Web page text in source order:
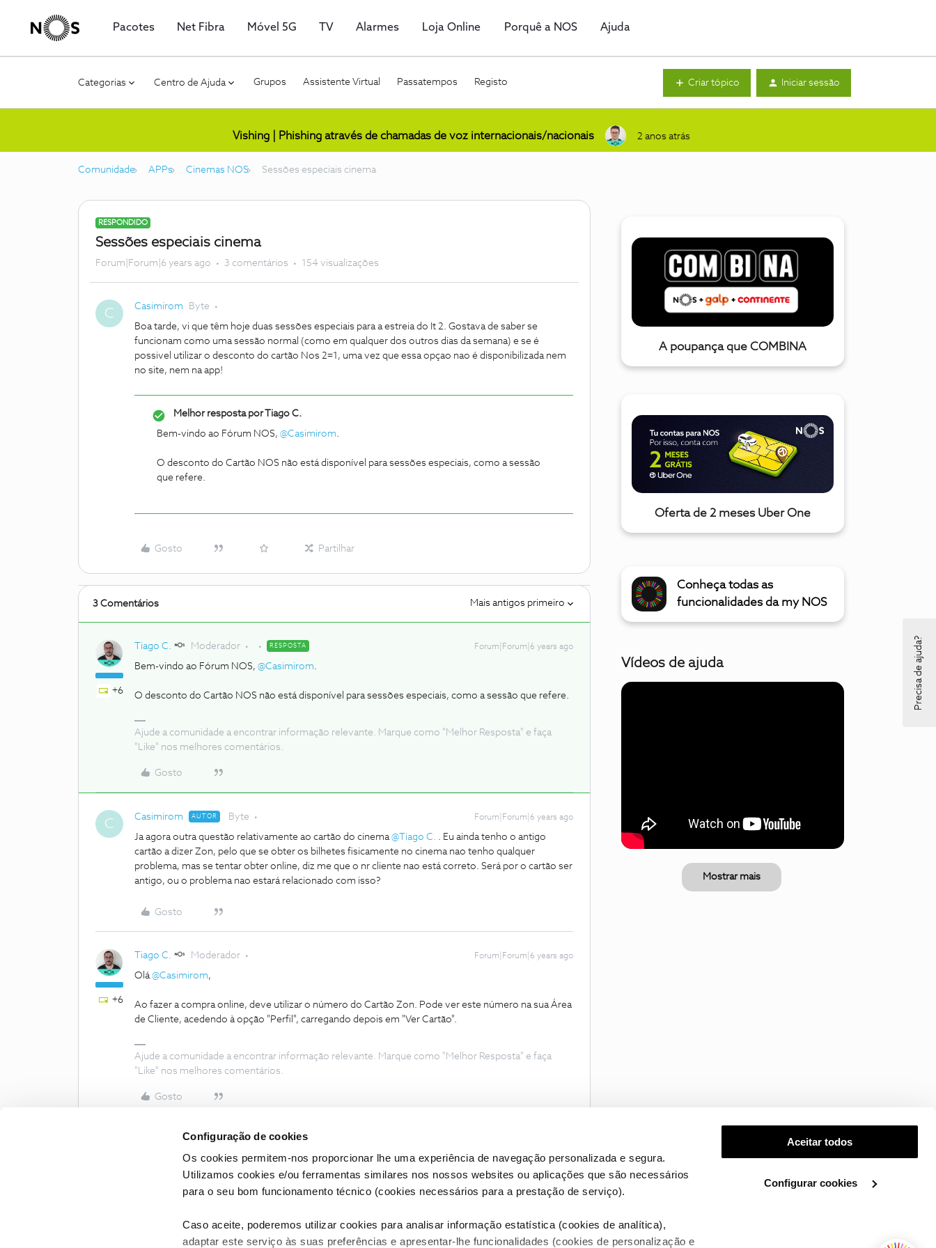
Configuração de cookies
Os cookies permitem-nos proporcionar lhe uma experiência de navegação personalizada e segura.
Utilizamos cookies e/ou ferramentas similares nos nossos websites ou aplicações que são necessários
para o seu bom funcionamento técnico (cookies necessários para a prestação de serviço).
Caso aceite, poderemos utilizar cookies para analisar informação estatística (cookies de analítica),
adaptar este serviço às suas preferências e apresentar-lhe funcionalidades (cookies de personalização e
Aceitar todos
Configurar cookies
Pacotes Net Fibra Móvel 5G TV Alarmes Loja Online Porquê a NOS Ajuda
Categorias Centro de Ajuda Grupos Assistente Virtual Passatempos Registo Criar tópico Iniciar sessão
Vishing | Phishing através de chamadas de voz internacionais/nacionais 2 anos atrás
Comunidade APPs Cinemas NOS Sessões especiais cinema
RESPONDIDO
Sessões especiais cinema
Forum|Forum|6 years ago 3 comentários 154 visualizações
C Casimirom Byte
Boa tarde, vi que têm hoje duas sessões especiais para a estreia do It 2. Gostava de saber se
funcionam como uma sessão normal (como em qualquer dos outros dias da semana) e se é
possivel utilizar o desconto do cartão Nos 2=1, uma vez que essa opçao nao é disponibilizada nem
no site, nem na app!
Melhor resposta porTiago C.
Bem-vindo ao Fórum NOS, @Casimirom.
O desconto do Cartão NOS não está disponível para sessões especiais, como a sessão
que refere.
Gosto Partilhar
3 Comentários Mais antigos primeiro
+6
Tiago C. Moderador RESPOSTA Forum|Forum|6 years ago
Bem-vindo ao Fórum NOS, @Casimirom.
O desconto do Cartão NOS não está disponível para sessões especiais, como a sessão que refere.
Ajude a comunidade a encontrar informação relevante. Marque como "Melhor Resposta" e faça
"Like" nos melhores comentários.
Gosto
C Casimirom AUTOR Byte Forum|Forum|6 years ago
Ja agora outra questão relativamente ao cartão do cinema@Tiago C. . Eu ainda tenho o antigo
cartão a dizer Zon, pelo que se obter os bilhetes fisicamente no cinema nao tenho qualquer
problema, mas se tentar obter online, diz me que o nr cliente nao está correto. Será por o cartão ser
antigo, ou o problema nao estará relacionado com isso?
Gosto
+6
Tiago C. Moderador Forum|Forum|6 years ago
Olá@Casimirom,
Ao fazer a compra online, deve utilizar o número do Cartão Zon. Pode ver este número na sua Área
de Cliente, acedendo à opção "Perfil", carregando depois em "Ver Cartão".
Ajude a comunidade a encontrar informação relevante. Marque como "Melhor Resposta" e faça
"Like" nos melhores comentários.
Gosto
A poupança que COMBINA
Oferta de 2 meses Uber One
Conheça todas as
funcionalidades da my NOS
Vídeos de ajuda
Mostrar mais
Condições do Fórum NOS Accessibility statement
Precisa de ajuda?